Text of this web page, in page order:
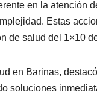
en la atención
Estas
de salud del 1×10
en Barinas,
soluciones